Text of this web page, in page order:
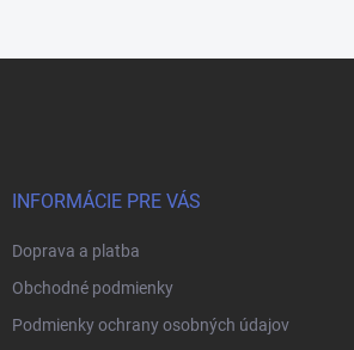
INFORMÁCIE PRE VÁS
Doprava a platba
Obchodné podmienky
Podmienky ochrany osobných údajov